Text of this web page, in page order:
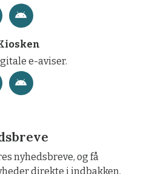
e-aviser.
nyhedsbreve, og få
direkte i indbakken.